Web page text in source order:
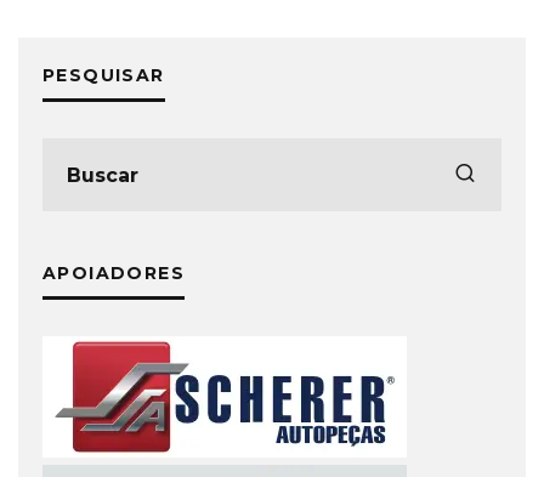
PESQUISAR
APOIADORES